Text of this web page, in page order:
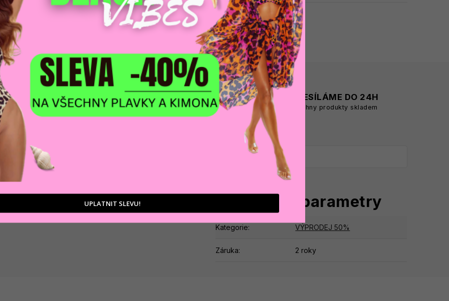
Zeptat se
VÁM
produktů
DOPRAVA ZDARMA
na adresu nebo pobočku
ODESÍLÁME DO 24H
všechny produkty skladem
Doplňkové parametry
Kategorie: VÝPRODEJ 50%
Záruka: 2 roky
UPLATNIT SLEVU!